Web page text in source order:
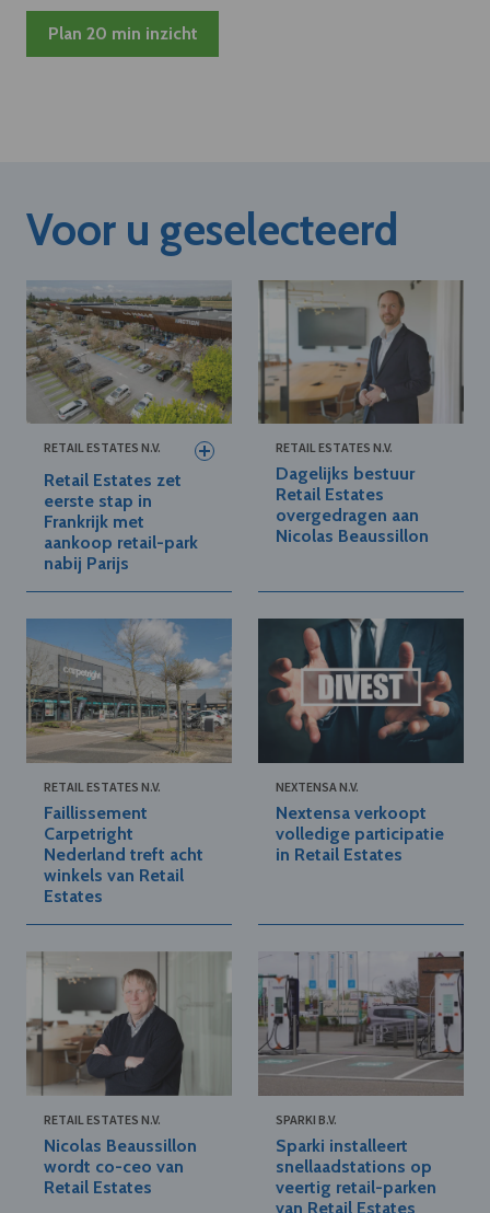
Plan 20 min inzicht
Voor u geselecteerd
RETAIL ESTATES N.V.
Retail Estates zet
eerste stap in
Frankrijk met
aankoop retail-park
nabij Parijs
RETAIL ESTATES N.V.
Dagelijks bestuur
Retail Estates
overgedragen aan
Nicolas Beaussillon
RETAIL ESTATES N.V.
Faillissement
Carpetright
Nederland treft acht
winkels van Retail
Estates
NEXTENSA N.V.
Nextensa verkoopt
volledige participatie
in Retail Estates
RETAIL ESTATES N.V.
Nicolas Beaussillon
wordt co-ceo van
Retail Estates
SPARKI B.V.
Sparki installeert
snellaadstations op
veertig retail-parken
van Retail Estates